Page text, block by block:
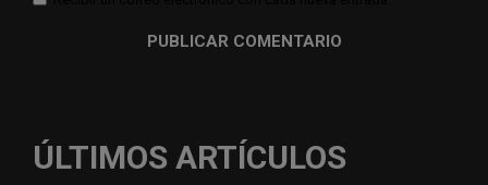
ÚLTIMOS ARTÍCULOS